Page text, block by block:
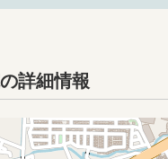
詳細情報